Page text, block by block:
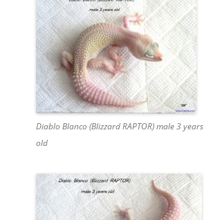
Diablo Blanco (Blizzard RAPTOR) male 3 years
old